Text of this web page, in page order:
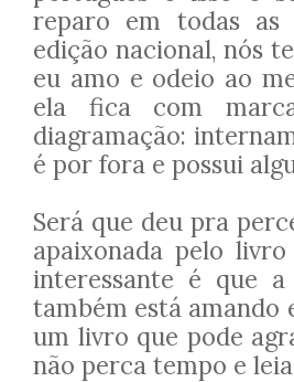
reparo em todas as
edição nacional, nós
eu amo e odeio ao
ela fica com
diagramação:
é por fora e possui
Será que deu pra
apaixonada pelo
interessante é que
também está amando
um livro que pode
não perca tempo e